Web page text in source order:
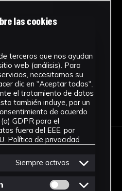
Ficha
las cookies
terceros que nos ayudan
web (análisis). Para
necesitamos su
clic en "Aceptar todas",
el tratamiento de datos
también incluye, por un
de acuerdo
GDPR para el
fuera del EEE, por
Política de privacidad
Siempre activas
Permitir cookies